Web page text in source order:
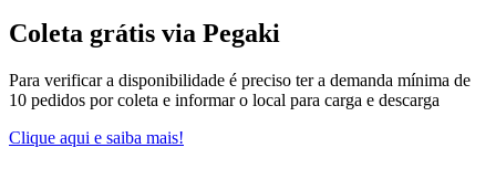
Coleta grátis via Pegaki
Para verificar a disponibilidade é preciso ter a demanda mínima de
10 pedidos por coleta e informar o local para carga e descarga
Clique aqui e saiba mais!